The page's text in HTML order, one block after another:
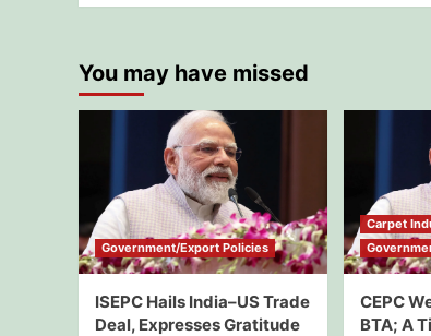
You may have missed
Government/Export Policies
ISEPC Hails India–US Trade
Deal, Expresses Gratitude
Carpet
CEPC
BTA; A